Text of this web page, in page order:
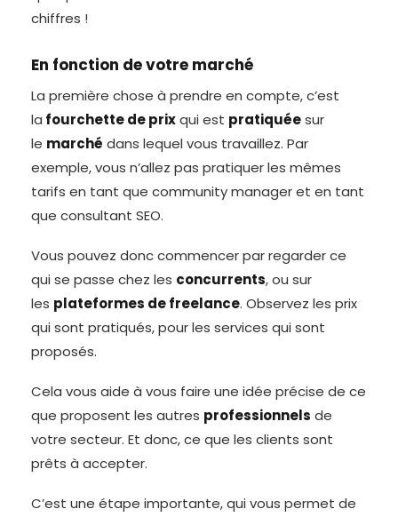
chiffres !
En fonction de votre marché
La première chose à prendre en compte, c’est
la fourchette de prixqui est pratiquéesur
le marché dans lequel vous travaillez. Par
exemple, vous n’allez pas pratiquer les mêmes
tarifs en tant que community manager et en tant
que consultant SEO.
Vous pouvez donc commencer par regarder ce
qui se passe chez les concurrents, ou sur
les plateformes de freelance. Observez les prix
qui sont pratiqués, pour les services qui sont
proposés.
Cela vous aide à vous faire une idée précise de ce
que proposent les autres professionnels de
votre secteur. Et donc, ce que les clients sont
prêts à accepter.
C’est une étape importante, qui vous permet de